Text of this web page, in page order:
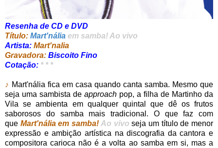
Resenha de CD e DVD
Título: Mart'nália em samba! Ao vivo
Artista: Mart'nalia
Gravadora: Biscoito Fino
Cotação: * * *
♪ Mart'nália fica em casa quando canta samba. Mesmo que
seja uma sambista de approach pop, a filha de Martinho da
Vila se ambienta em qualquer quintal que dê os frutos
saborosos do samba mais tradicional. O que faz com
que Mart'nália em samba! Ao vivo seja um título de menor
expressão e ambição artística na discografia da cantora e
compositora carioca não é a volta ao samba em si, mas a